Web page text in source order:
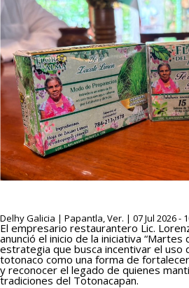
Delhy Galicia | Papantla, Ver. | 07 Jul 2026 -
El empresario restaurantero Lic.
anunció el inicio de la iniciativa “Martes
estrategia que busca incentivar el uso
totonaco como una forma de
y reconocer el legado de quienes
tradiciones del Totonacapan.